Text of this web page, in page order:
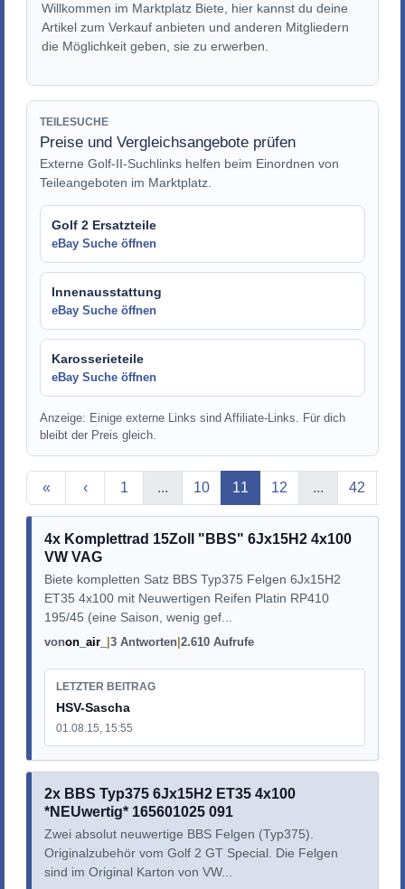
Willkommen im Marktplatz Biete, hier kannst du deine
Artikel zum Verkauf anbieten und anderen Mitgliedern
die Möglichkeit geben, sie zu erwerben.
TEILESUCHE
Preise und Vergleichsangebote prüfen
Externe Golf-II-Suchlinks helfen beim Einordnen von
Teileangeboten im Marktplatz.
Golf 2 Ersatzteile
eBay Suche öffnen
Innenausstattung
eBay Suche öffnen
Karosserieteile
eBay Suche öffnen
Anzeige: Einige externe Links sind Affiliate-Links. Für dich
bleibt der Preis gleich.
« ‹ 1 ... 10 Aktuelle Seite
11 12 ... 42
4x Komplettrad 15Zoll "BBS" 6Jx15H2 4x100
VW VAG
Biete kompletten Satz BBS Typ375 Felgen 6Jx15H2
ET35 4x100 mit Neuwertigen Reifen Platin RP410
195/45 (eine Saison, wenig gef...
vonon_air_ 3 Antworten 2.610 Aufrufe
LETZTER BEITRAG
HSV-Sascha
01.08.15, 15:55
2x BBS Typ375 6Jx15H2 ET35 4x100
*NEUwertig* 165601025 091
Zwei absolut neuwertige BBS Felgen (Typ375).
Originalzubehör vom Golf 2 GT Special. Die Felgen
sind im Original Karton von VW...